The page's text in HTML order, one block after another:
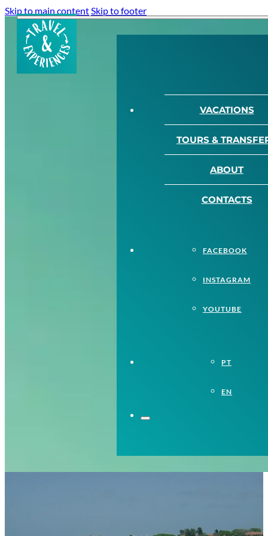
Skip to main contentSkip to footer
VACATIONS
TOURS &
ABOUT
CONTACTS
FACEBOOK
INSTAGRAM
YOUTUBE
PT
EN